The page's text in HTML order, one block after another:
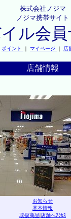
株式会社ノジマ
ノジマ携帯サイト
ル会員
ポイント ｜ マイページ ｜ 店
店舗情報
お知らせ
基本情報
取扱商品|店舗へｱｸｾｽ